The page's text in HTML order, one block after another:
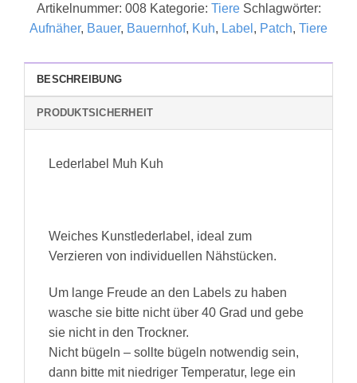
Artikelnummer: 008 Kategorie: Tiere Schlagwörter:
Aufnäher, Bauer, Bauernhof, Kuh, Label , Patch, Tiere
BESCHREIBUNG
PRODUKTSICHERHEIT
Lederlabel Muh Kuh
Weiches Kunstlederlabel, ideal zum
Verzieren von individuellen Nähstücken.
Um lange Freude an den Labels zu haben
wasche sie bitte nicht über 40 Grad und gebe
sie nicht in den Trockner.
Nicht bügeln – sollte bügeln notwendig sein,
dann bitte mit niedriger Temperatur, lege ein